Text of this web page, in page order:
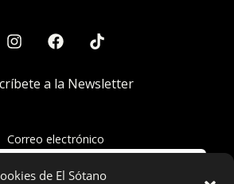
de El Sótano
a la Newsletter
Correo electrónico